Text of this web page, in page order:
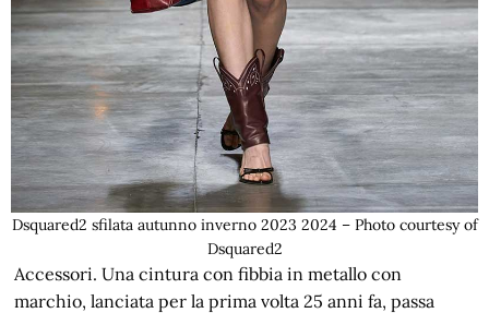
Dsquared2 sfilata autunno inverno 2023 2024 – Photo courtesy of
Dsquared2
Accessori. Una cintura con fibbia in metallo con
marchio, lanciata per la prima volta 25 anni fa, passa